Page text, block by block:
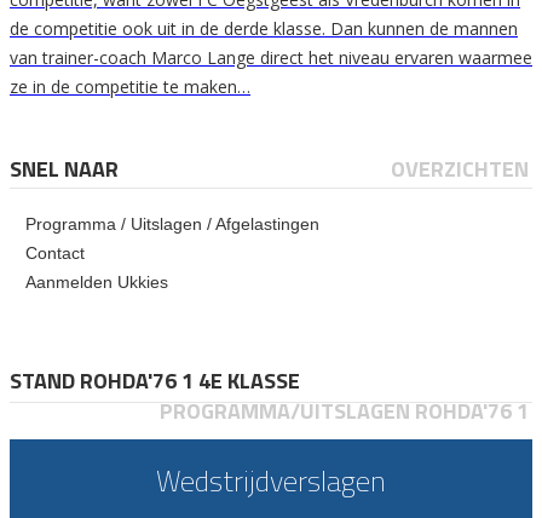
de competitie ook uit in de derde klasse. Dan kunnen de mannen
van trainer-coach Marco Lange direct het niveau ervaren waarmee
ze in de competitie te maken…
SNEL NAAR OVERZICHTEN
Programma / Uitslagen / Afgelastingen
Contact
Aanmelden Ukkies
STAND ROHDA'76 1 4E KLASSE
PROGRAMMA/UITSLAGEN ROHDA'76 1
Wedstrijdverslagen